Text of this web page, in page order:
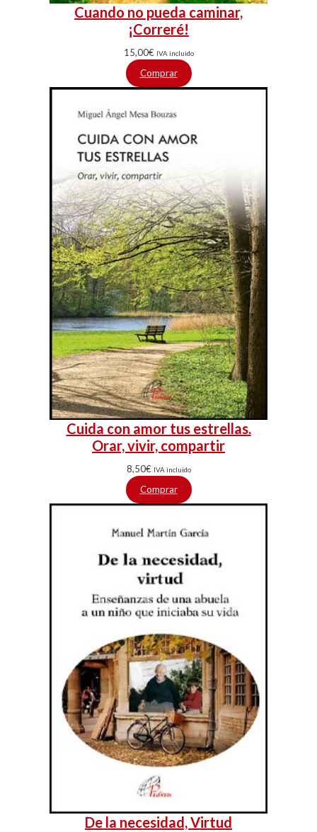
Cuando no pueda caminar,
¡Correré!
15,00€ IVA incluido
Comprar
Cuida con amor tus estrellas.
Orar, vivir, compartir
8,50€ IVA incluido
Comprar
De la necesidad, Virtud